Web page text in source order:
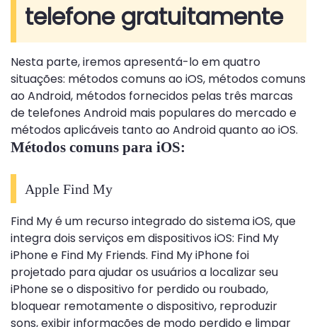
telefone gratuitamente
Nesta parte, iremos apresentá-lo em quatro
situações: métodos comuns ao iOS, métodos comuns
ao Android, métodos fornecidos pelas três marcas
de telefones Android mais populares do mercado e
métodos aplicáveis ​​tanto ao Android quanto ao iOS.
Métodos comuns para iOS:
Apple Find My
Find My é um recurso integrado do sistema iOS, que
integra dois serviços em dispositivos iOS: Find My
iPhone e Find My Friends. Find My iPhone foi
projetado para ajudar os usuários a localizar seu
iPhone se o dispositivo for perdido ou roubado,
bloquear remotamente o dispositivo, reproduzir
sons, exibir informações de modo perdido e limpar